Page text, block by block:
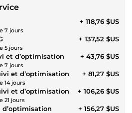
7 jours
+ 118,76 $US
5 jours
+ 137,52 $US
et d’optimisation
7 jours
+ 43,76 $US
et d’optimisation
14 jours
+ 81,27 $US
et d’optimisation
21 jours
+ 106,26 $US
d’optimisation + 156,27 $US